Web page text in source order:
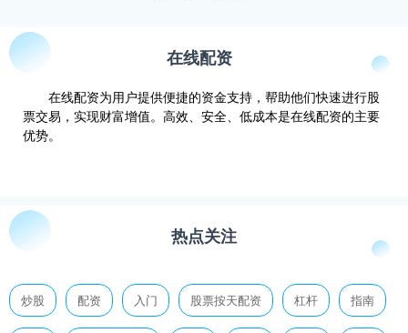
在线配资
在线配资为用户提供便捷的资金支持，帮助他们快速进行股
票交易，实现财富增值。高效、安全、低成本是在线配资的主要
优势。
热点关注
炒股 配资 入门 股票按天配资 杠杆 指南